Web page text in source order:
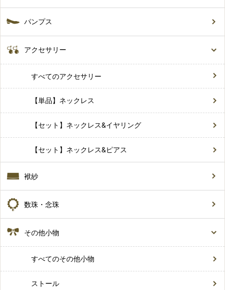
パンプス
アクセサリー
すべてのアクセサリー
【単品】ネックレス
【セット】ネックレス&イヤリング
【セット】ネックレス&ピアス
袱紗
数珠・念珠
その他小物
すべてのその他小物
ストール